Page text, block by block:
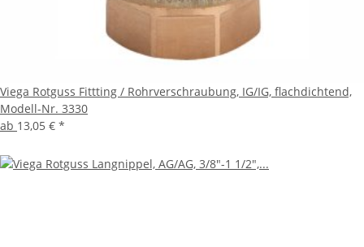
Viega Rotguss Fittting / Rohrverschraubung, IG/IG, flachdichtend,
Modell-Nr. 3330
ab 13,05 € *